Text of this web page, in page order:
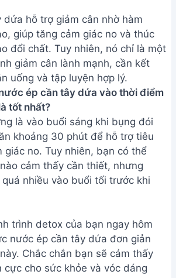
uống và tập luyện hợp lý.
ép cần tây dứa vào thời điểm
tốt nhất?
là vào buổi sáng khi bụng đói
khoảng 30 phút để hỗ trợ tiêu
no. Tuy nhiên, bạn có thể
cảm thấy cần thiết, nhưng
nhiều vào buổi tối trước khi
trình detox của bạn ngay hôm
nước ép cần tây dứa đơn giản
Chắc chắn bạn sẽ cảm thấy
cho sức khỏe và vóc dáng
đầy năng lượng!
quan